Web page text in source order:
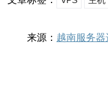
来源： 越南服务